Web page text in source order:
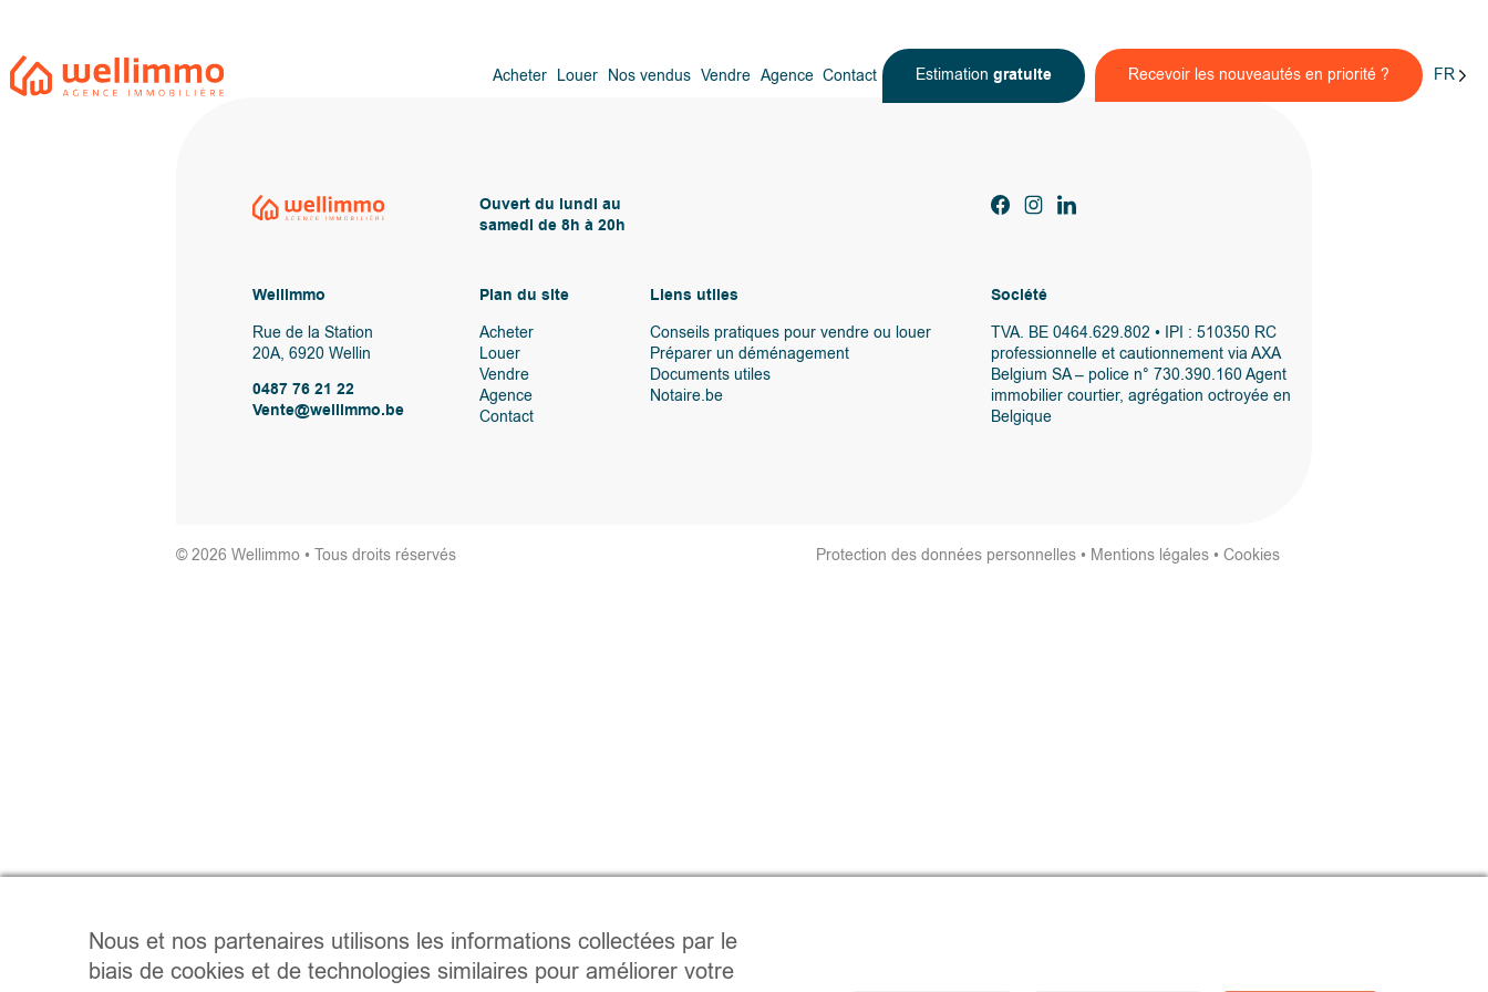
Acheter Louer Nos vendus Vendre Agence Contact Estimation gratuite Recevoir les nouveautés en priorité ? FR
Ouvert du lundi au
samedi de 8h à 20h
Wellimmo
Rue de la Station
20A, 6920 Wellin
0487 76 21 22
Vente@wellimmo.be
Plan du site
Acheter
Louer
Vendre
Agence
Contact
Liens utiles
Conseils pratiques pour vendre ou louer
Préparer un déménagement
Documents utiles
Notaire.be
Société
TVA. BE 0464.629.802 • IPI : 510350 RC
professionnelle et cautionnement via AXA
Belgium SA – police n° 730.390.160 Agent
immobilier courtier, agrégation octroyée en
Belgique
© 2026 Wellimmo • Tous droits réservés Protection des données personnelles • Mentions légales •Cookies
Nous et nos partenaires utilisons les informations collectées par le
biais de cookies et de technologies similaires pour améliorer votre